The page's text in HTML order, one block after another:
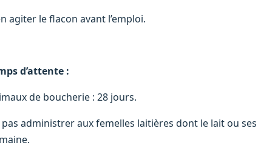
agiter le flacon avant l’emploi.
d’attente :
de boucherie : 28 jours.
pas administrer aux femelles laitières dont le lait ou